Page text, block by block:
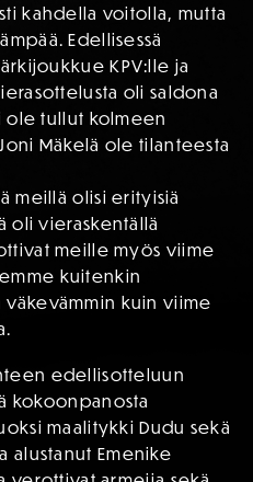
kahdella voitolla, mutta
Edellisessä
KPV:lle ja
oli saldona
ole tullut kolmeen
Mäkelä ole tilanteesta
meillä olisi erityisiä
oli vieraskentällä
meille myös viime
kuitenkin
kuin viime
edellisotteluun
kokoonpanosta
maalitykki Dudu sekä
alustanut Emenike